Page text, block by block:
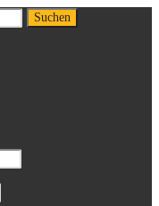
Suchen